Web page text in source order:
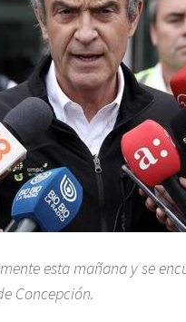
esta mañana y se
Concepción.